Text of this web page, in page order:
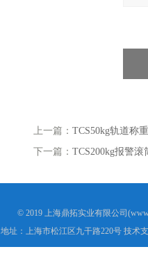
上一篇： TCS50kg轨道称
下一篇： TCS200kg报警
© 2019 上海鼎拓实业有限公司
地址：上海市松江区九干路220号 技术